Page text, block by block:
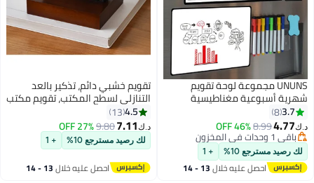
UNUNS مجموعة لوحة تقويم
شهرية أسبوعية مغناطيسية
قابل لإعادة الاستخدام مع أقلام
طباشير سائلة ساطعة نيون
3.7
8
د.ك‏4.77
8.99
46% OFF
باقي 1 وحدات في المخزون
باقي 1 وحدات في المخزون
لك رصيد مسترجع 10% + 1
احصل عليه خلال 13 - 14
تقويم خشبي دائم، تذكير بالعد
التنازلي لسطح المكتب، تقويم مكتب
دوار صغير، عرض تاريخ خشبي عتيق
لديكور المنزل والمكتب
4.5
13
د.ك‏7.11
9.80
27% OFF
لك رصيد مسترجع 10% + 1
احصل عليه خلال 13 - 14